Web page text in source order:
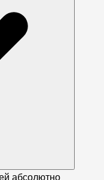
абсолютно